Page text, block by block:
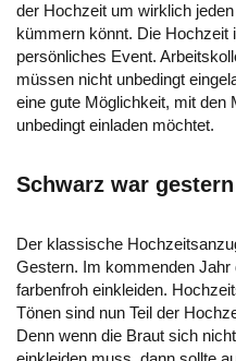
der Hochzeit um wirklich
kümmern könnt. Die Hochzeit
persönliches Event.
müssen nicht unbedingt
eine gute Möglichkeit, mit den
unbedingt einladen möchtet.
Schwarz war gestern
Der klassische
Gestern. Im kommenden
farbenfroh einkleiden.
Tönen sind nun Teil der
Denn wenn die Braut sich